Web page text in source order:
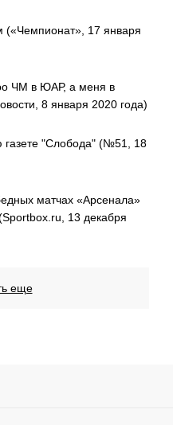
(«Чемпионат», 17 января
ЧМ в ЮАР, а меня в
8 января 2020 года)
"Слобода" (№51, 18
матчах «Арсенала»
13 декабря
еще